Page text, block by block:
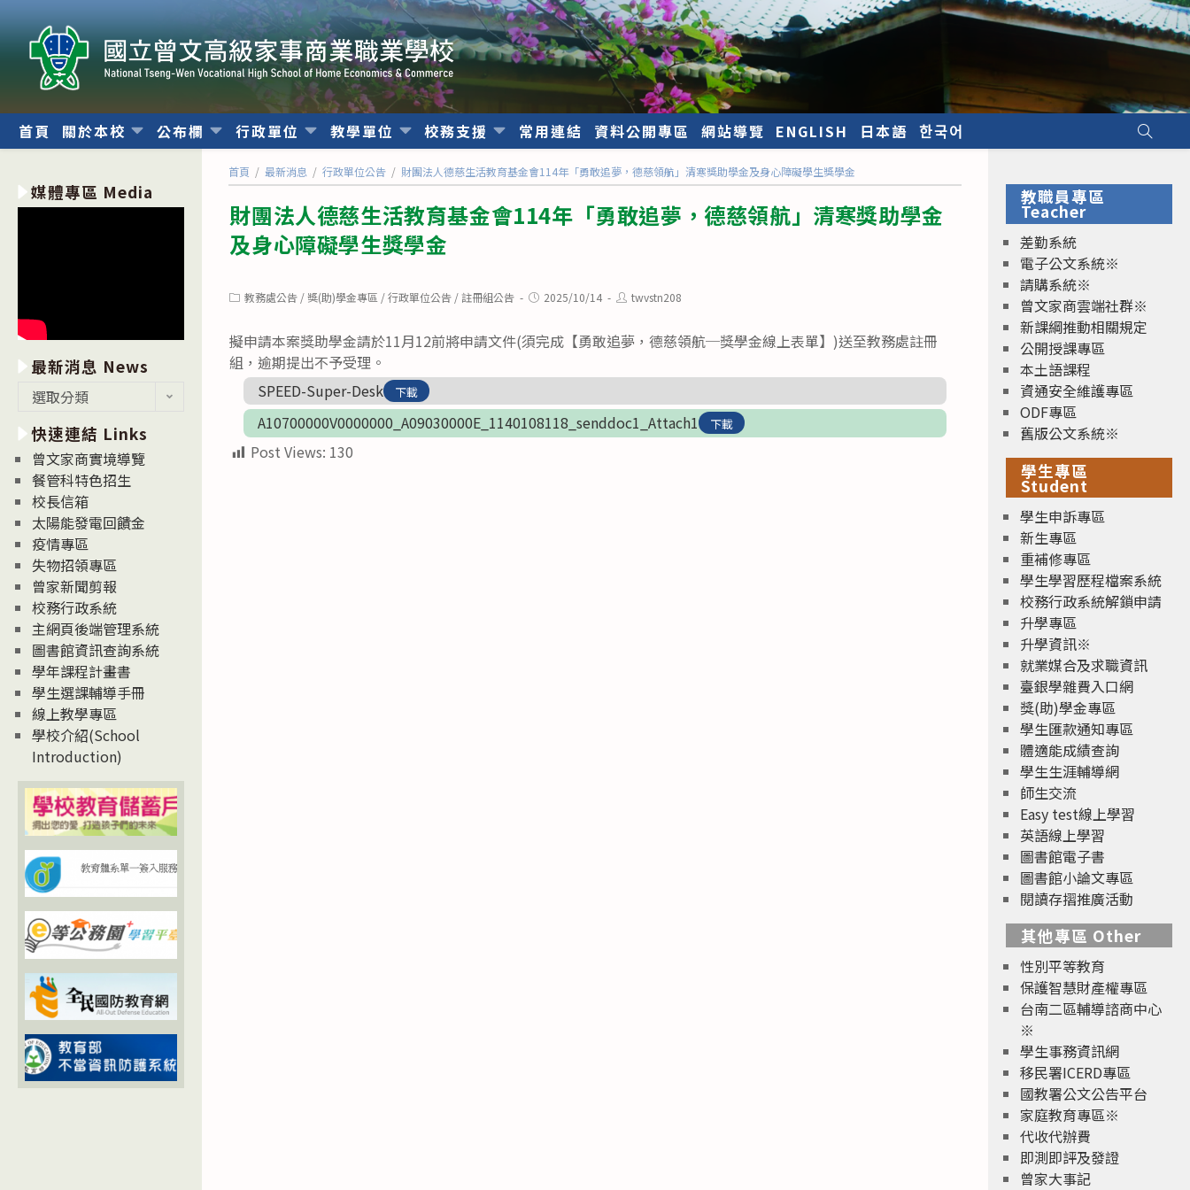
轉
內
首頁 關於本校 公布欄 行政單位 教學單位 校務支援 常用連結 資料公開專區 網站導覽 ENGLISH 日本語 한국어
首頁 / 最新消息 / 行政單位公告 / 財團法人德慈生活教育基金會114年「勇敢追夢，德慈領航」清寒獎助學金及身心障礙學生獎學金
財團法人德慈生活教育基金會114年「勇敢追夢，德慈領航」清寒獎助學金
及身心障礙學生獎學金
Post教務處公告 / 獎(助)學金專區 / 行政單位公告 / 註冊組公告
Post2025/10/14
Posttwvstn208
擬申請本案獎助學金請於11月12前將申請文件(須完成【勇敢追夢，德慈領航─獎學金線上表單】)送至教務處註冊
組，逾期提出不予受理。
SPEED-Super-Desk
下載
A10700000V0000000_A09030000E_1140108118_senddoc1_Attach1 下載
Post Views: 130
媒體專區 Media
最新消息 News
消
息
News
選取分類
快速連結 Links
曾文家商實境導覽
餐管科特色招生
校長信箱
太陽能發電回饋金
疫情專區
失物招領專區
曾家新聞剪報
校務行政系統
主網頁後端管理系統
圖書館資訊查詢系統
學年課程計畫書
學生選課輔導手冊
線上教學專區
學校介紹(School
Introduction)
教職員專區
Teacher
差勤系統
電子公文系統※
請購系統※
曾文家商雲端社群※
新課綱推動相關規定
公開授課專區
本土語課程
資通安全維護專區
ODF專區
舊版公文系統※
學生專區
Student
學生申訴專區
新生專區
重補修專區
學生學習歷程檔案系統
校務行政系統解鎖申請
升學專區
升學資訊※
就業媒合及求職資訊
臺銀學雜費入口網
獎(助)學金專區
學生匯款通知專區
體適能成績查詢
學生生涯輔導網
師生交流
Easy test線上學習
英語線上學習
圖書館電子書
圖書館小論文專區
閱讀存摺推廣活動
其他專區 Other
性別平等教育
保護智慧財產權專區
台南二區輔導諮商中心
※
學生事務資訊網
移民署ICERD專區
國教署公文公告平台
家庭教育專區※
代收代辦費
即測即評及發證
曾家大事記